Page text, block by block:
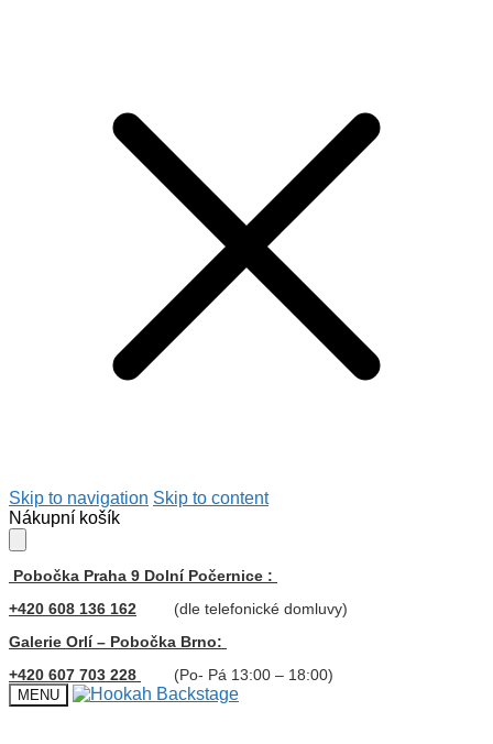
Skip to navigation Skip to content
Nákupní košík
Pobočka Praha 9 Dolní Počernice :
+420 608 136 162
(dle telefonické domluvy)
Galerie Orlí – Pobočka Brno:
+420 607 703 228
(Po- Pá 13:00 – 18:00)
MENU